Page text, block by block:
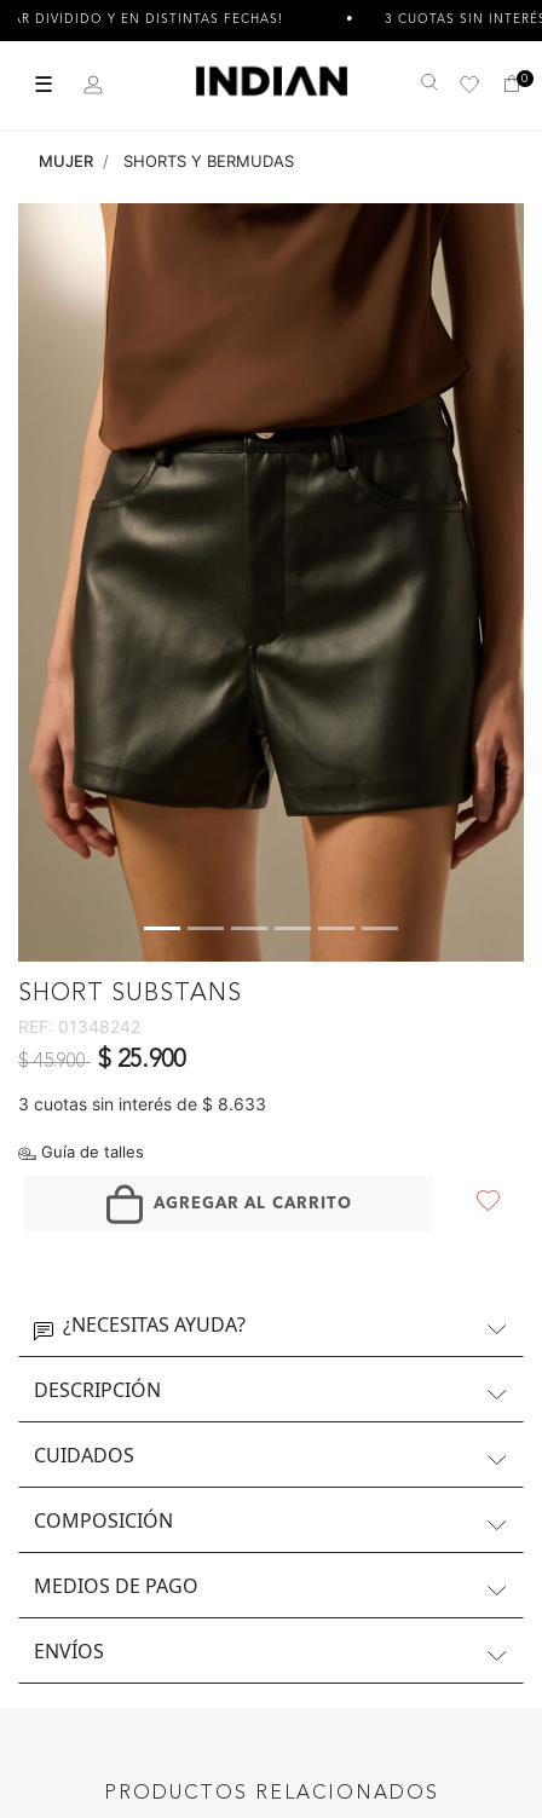
Y EN DISTINTAS FECHAS! 3 CUOTAS SIN INTERÉS
☰ Buscar 0
MUJER SHORTS Y BERMUDAS
SHORT SUBSTANS
REF: 01348242
Precio reducido de
$ 45.900 a$ 25.900
3 cuotas sin interés de $ 8.633
Guía de talles
AGREGAR AL CARRITO
¿NECESITAS AYUDA?
DESCRIPCIÓN
CUIDADOS
COMPOSICIÓN
MEDIOS DE PAGO
ENVÍOS
PRODUCTOS RELACIONADOS